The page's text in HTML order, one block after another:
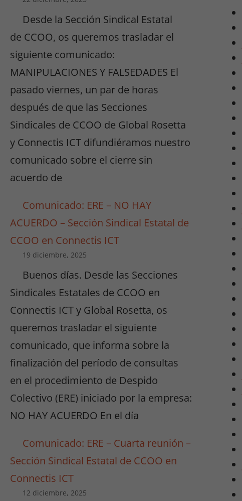
Desde la Sección Sindical Estatal
de CCOO, os queremos trasladar el
siguiente comunicado:
MANIPULACIONES Y FALSEDADES El
pasado viernes, un par de horas
después de que las Secciones
Sindicales de CCOO de Global Rosetta
y Connectis ICT difundiéramos nuestro
comunicado sobre el cierre sin
acuerdo de
Comunicado: ERE – NO HAY
ACUERDO – Sección Sindical Estatal de
CCOO en Connectis ICT
19 diciembre, 2025
Buenos días. Desde las Secciones
Sindicales Estatales de CCOO en
Connectis ICT y Global Rosetta, os
queremos trasladar el siguiente
comunicado, que informa sobre la
finalización del período de consultas
en el procedimiento de Despido
Colectivo (ERE) iniciado por la empresa:
NO HAY ACUERDO En el día
Comunicado: ERE – Cuarta reunión –
Sección Sindical Estatal de CCOO en
Connectis ICT
12 diciembre, 2025